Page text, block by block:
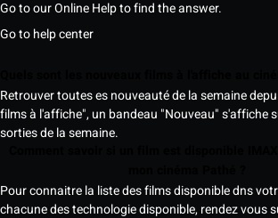
Go to our Online Help to find the answer.
Go to help center
Retrouver toutes es nouveauté de la semaine
films à l'affiche", un bandeau "Nouveau" s'affiche
sorties de la semaine.
Pour connaitre la liste des films disponible dns
chacune des technologie disponible, rendez vous